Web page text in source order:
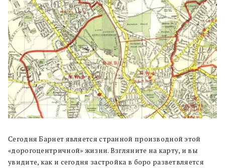
Сегодня Барнет является странной производной этой
«дорогоцентричной» жизни. Взгляните на карту, и вы
увидите, как и сегодня застройка в боро разветвляется